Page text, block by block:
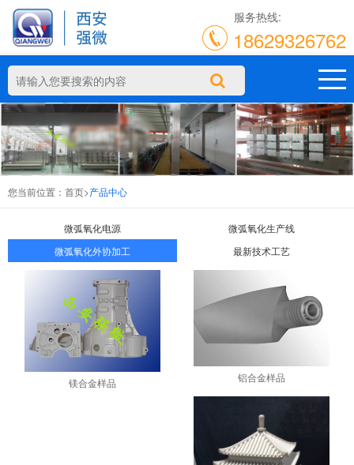
服务热线:
18629326762
您当前位置： 首页>产品中心
微弧氧化电源
微弧氧化生产线
微弧氧化外协加工
最新技术工艺
镁合金样品 铝合金样品